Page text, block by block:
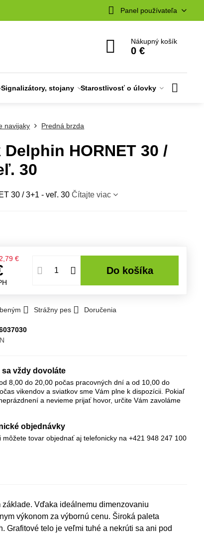
Panel používateľa
Nákupný košík
0 €
Signalizátory, stojany Starostlivosť o úlovky
navijaky Predná brzda
Delphin HORNET 30 /
30
30 / 3+1 - veľ. 30Čítajte viac
2,79 €
Do košíka
Strážny pes Doručenia
sa vždy dovoláte
8,00 do 20,00 počas pracovných dní a od 10,00 do
vikendov a sviatkov sme Vám plne k dispozícii. Pokiaľ
a nevieme prijať hovor, určite Vám zavoláme
objednávky
môžete tovar objednať aj telefonicky na +421 948 247 100
Vďaka ideálnemu dimenzovaniu
výkonom za výbornú cenu. Široká paleta
Grafitové telo je veľmi tuhé a nekrúti sa ani pod